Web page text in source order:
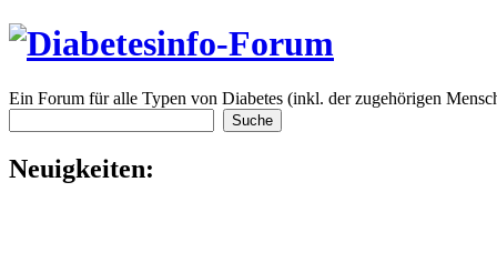
Ein Forum für alle Typen von Diabetes (inkl. der zugehörigen
Neuigkeiten: